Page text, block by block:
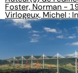
Foster, Norman -
Virlogeux, Michel :